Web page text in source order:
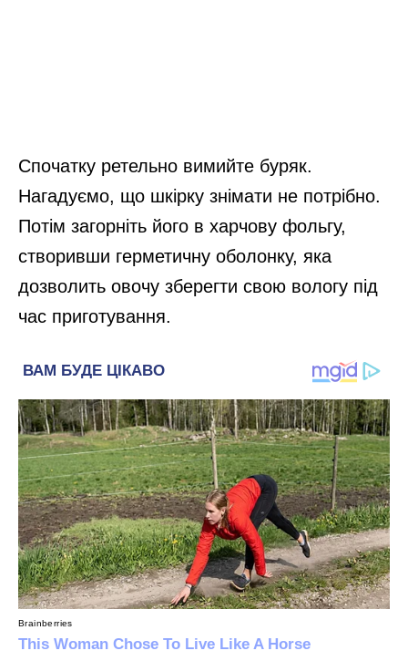
Спочатку ретельно вимийте буряк.
Нагадуємо, що шкірку знімати не потрібно.
Потім загорніть його в харчову фольгу,
створивши герметичну оболонку, яка
дозволить овочу зберегти свою вологу під
час приготування.